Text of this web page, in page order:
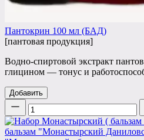
Пантокрин 100 мл (БАД)
[пантовая продукция]
Водно-спиртовой экстракт
глицином — тонус и
Добавить
Количество